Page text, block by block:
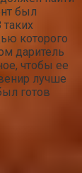
был
которого
даритель
чтобы ее
лучше
готов